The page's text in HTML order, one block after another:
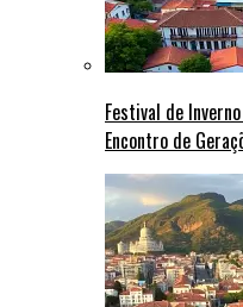
Festival de
Encontro de